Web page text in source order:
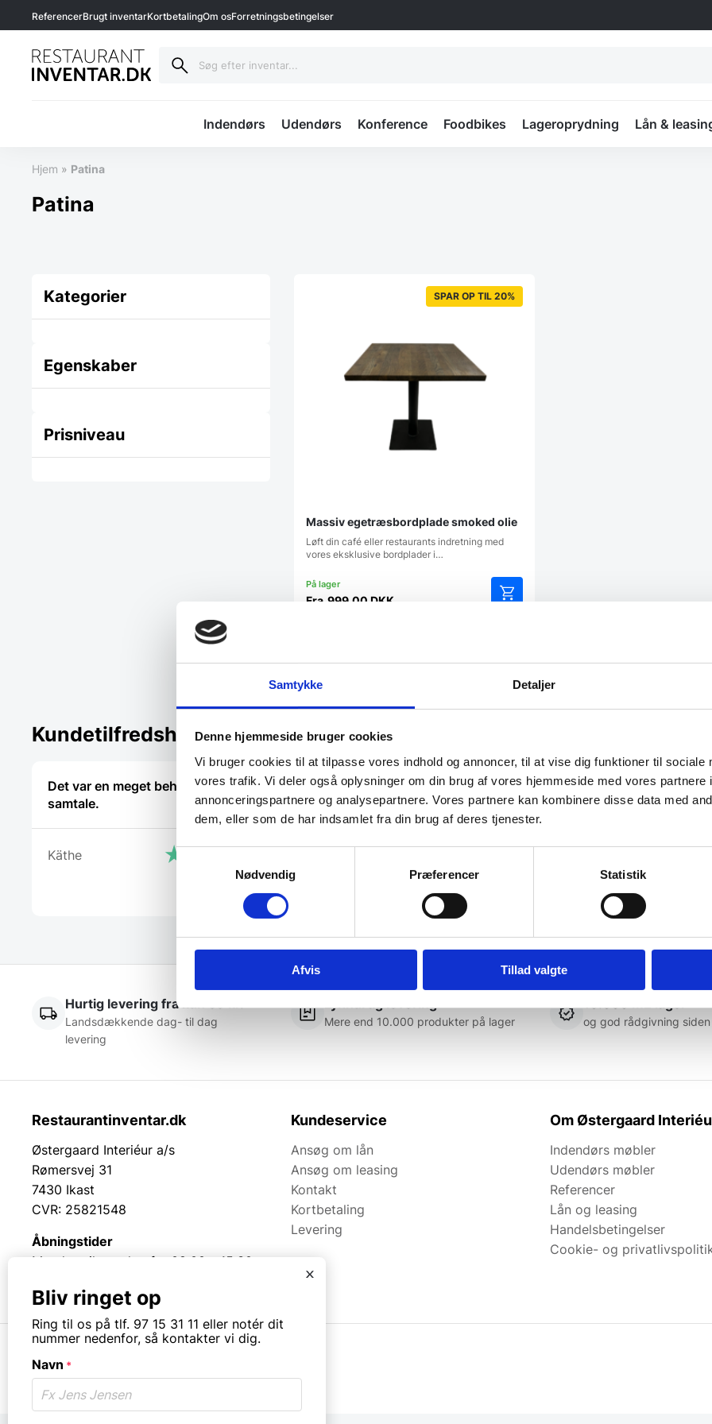
Samtykke Detaljer
Denne hjemmeside bruger cookies
Vi bruger cookies til at tilpasse vores indhold og annoncer, til at vise dig funktioner til sociale
vores trafik. Vi deler også oplysninger om din brug af vores hjemmeside med vores partnere
annonceringspartnere og analysepartnere. Vores partnere kan kombinere disse data med
dem, eller som de har indsamlet fra din brug af deres tjenester.
Samtykkevalg
Nødvendig
Præferencer Statistik
Afvis Tillad valgte
ReferencerBrugt inventarKortbetalingOm osForretningsbetingelser
Indendørs Udendørs Konference Foodbikes Lageroprydning Lån &
Hjem » Patina
Patina
Kategorier
Egenskaber
Prisniveau
SPAR OP TIL 20%
Massiv egetræsbordplade smoked olie
Løft din café eller restaurants indretning med
vores eksklusive bordplader i…
Fra 999,00 DKK
Mulighederne
Kundetilfredshed
Det var en meget behagelig
samtale.
Käthe
De ved rigtig meget om møbler
Meget tilfreds. Utrolig venlig
hjælpsom betjening.
Hurtig levering fra kun 59 kr.
Landsdækkende dag- til dag
levering
Lynhurtig levering
Mere end 10.000 produkter på lager
10.000 m2 lager
og god rådgivning
Restaurantinventar.dk
Østergaard Interiéur a/s
Rømersvej 31
7430 Ikast
CVR: 25821548
Åbningstider
Mandag til torsdag fra 08:00 – 15:30.
Kundeservice
Ansøg om lån
Ansøg om leasing
Kontakt
Kortbetaling
Levering
Om Østergaard
Indendørs møbler
Udendørs møbler
Referencer
Lån og leasing
Handelsbetingelser
Cookie- og
© Copyright. All rights reserved.
x
Bliv ringet op
Ring til os på tlf. 97 15 31 11 eller notér dit
nummer nedenfor, så kontakter vi dig.
Navn *